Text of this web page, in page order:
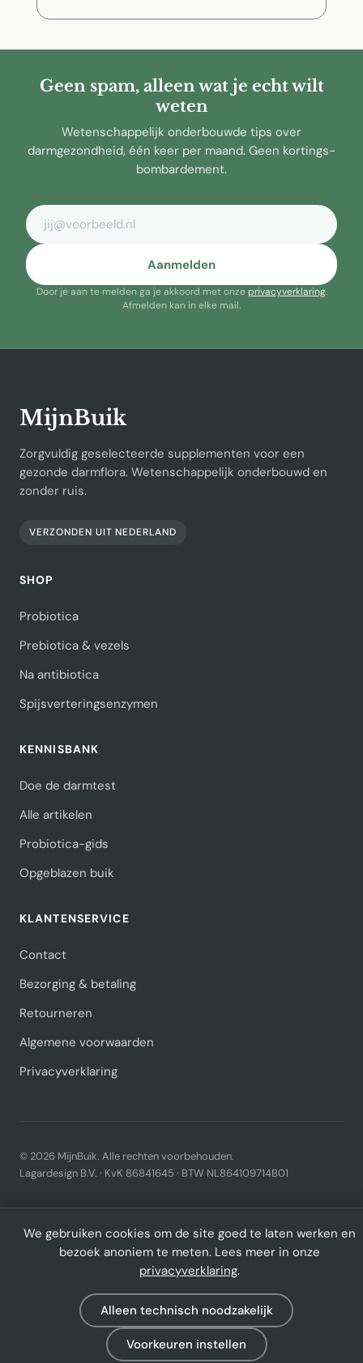
Geen spam, alleen wat je echt wilt
weten
Wetenschappelijk onderbouwde tips over
darmgezondheid, één keer per maand. Geen kortings-
bombardement.
E-mailadres
Aanmelden
Door je aan te melden ga je akkoord met onzeprivacyverklaring.
Afmelden kan in elke mail.
MijnBuik
Zorgvuldig geselecteerde supplementen voor een
gezonde darmflora. Wetenschappelijk onderbouwd en
zonder ruis.
VERZONDEN UIT NEDERLAND
SHOP
Probiotica
Prebiotica & vezels
Na antibiotica
Spijsverteringsenzymen
KENNISBANK
Doe de darmtest
Alle artikelen
Probiotica-gids
Opgeblazen buik
KLANTENSERVICE
Contact
Bezorging & betaling
Retourneren
Algemene voorwaarden
Privacyverklaring
© 2026 MijnBuik. Alle rechten voorbehouden.
Lagardesign B.V. · KvK 86841645 · BTW NL864109714B01
We gebruiken cookies om de site goed te laten werken en
bezoek anoniem te meten. Lees meer in onze
privacyverklaring.
Alleen technisch noodzakelijk
Voorkeuren instellen